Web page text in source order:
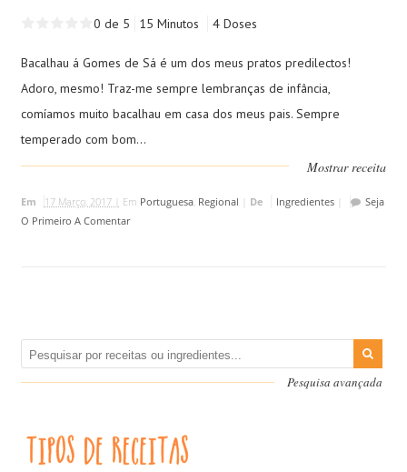
0 de 5 15 Minutos 4 Doses
Bacalhau á Gomes de Sá é um dos meus pratos predilectos!
Adoro, mesmo! Traz-me sempre lembranças de infância,
comíamos muito bacalhau em casa dos meus pais. Sempre
temperado com bom...
Mostrar receita
Em 17 Março, 2017 | Em Portuguesa, Regional De Ingredientes|
Seja
O Primeiro A Comentar
Pesquisa avançada